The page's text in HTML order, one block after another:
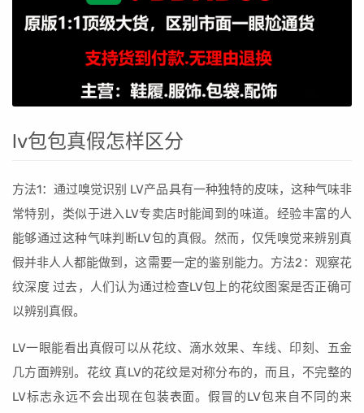
lv包包真假怎样区分
方法1：通过嗅觉识别 LV产品具有一种独特的皮味，这种气味非
常特别，类似于进入LV专卖店时能闻到的味道。经验丰富的人
能够通过这种气味判断LV包的真假。然而，仅凭嗅觉来辨别真
假并非人人都能做到，这需要一定的鉴别能力。方法2：观察花
纹深度 过去，人们认为通过检查LV包上的花纹图案是否正确可
以辨别真假。
LV一眼能看出真假可以从花纹、滴水效果、车线、印刻、五金
几方面辨别。花纹 真LV的花纹是对称分布的，而且，不完整的
LV标志永远不会出现在包装表面。假冒的LV包来自不同的来